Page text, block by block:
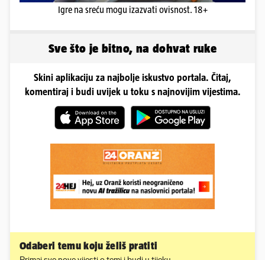
Igre na sreću mogu izazvati ovisnost. 18+
Sve što je bitno, na dohvat ruke
Skini aplikaciju za najbolje iskustvo portala. Čitaj,
komentiraj i budi uvijek u toku s najnovijim vijestima.
Odaberi temu koju želiš pratiti